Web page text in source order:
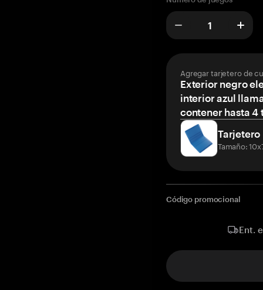
Agregar tarjetero de
Exterior negro
interior azul
contener hasta 4
Tarjetero
Tamaño:
Código promocional
Ent.